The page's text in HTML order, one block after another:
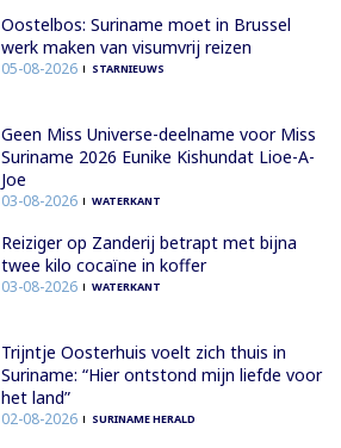
Oostelbos: Suriname moet in Brussel
werk maken van visumvrij reizen
05-08-2026 STARNIEUWS
Geen Miss Universe-deelname voor Miss
Suriname 2026 Eunike Kishundat Lioe-A-
Joe
03-08-2026 WATERKANT
Reiziger op Zanderij betrapt met bijna
twee kilo cocaïne in koffer
03-08-2026 WATERKANT
Trijntje Oosterhuis voelt zich thuis in
Suriname: “Hier ontstond mijn liefde voor
het land”
02-08-2026 SURINAME HERALD